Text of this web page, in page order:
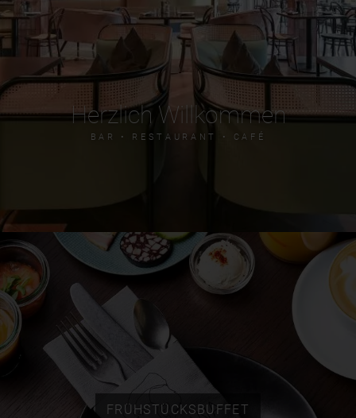
Herzlich Willkommen
BAR • RESTAURANT • CAFÉ
FRÜHSTÜCKSBUFFET